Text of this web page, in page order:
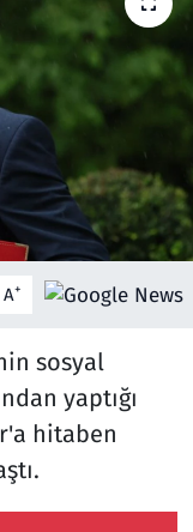
A+
sosyal
yaptığı
hitaben